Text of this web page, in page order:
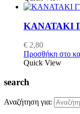
ΚΑΝΑΤΑΚΙ
€ 2,80
Προσθήκη στο
Quick View
search
Αναζήτηση για: